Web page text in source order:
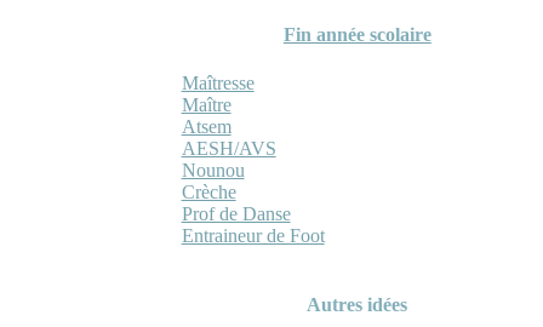
Fin année scolaire
Maîtresse
Maître
Atsem
AESH/AVS
Nounou
Crèche
Prof de Danse
Entraineur de Foot
Autres idées